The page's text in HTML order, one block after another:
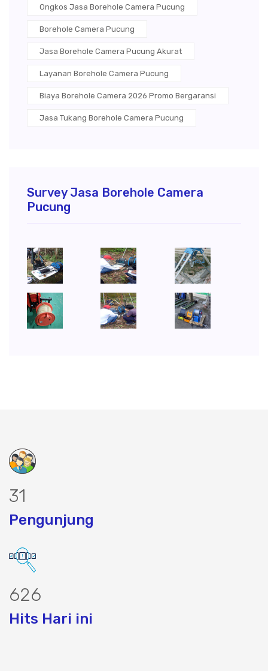
Ongkos Jasa Borehole Camera Pucung
Borehole Camera Pucung
Jasa Borehole Camera Pucung Akurat
Layanan Borehole Camera Pucung
Biaya Borehole Camera 2026 Promo Bergaransi
Jasa Tukang Borehole Camera Pucung
Survey Jasa Borehole Camera
Pucung
40
Pengunjung
803
Hits Hari ini